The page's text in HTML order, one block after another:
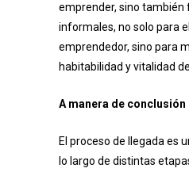
emprender, sino también
informales, no solo para
emprendedor, sino para
habitabilidad y vitalidad
A manera de conclusión
El proceso de llegada es
lo largo de distintas